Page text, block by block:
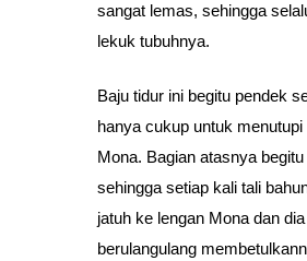
sangat lemas, sehingga
lekuk tubuhnya.
Baju tidur ini begitu pendek
hanya cukup untuk menutupi
Mona. Bagian atasnya
sehingga setiap kali tali
jatuh ke lengan Mona dan
berulangulang